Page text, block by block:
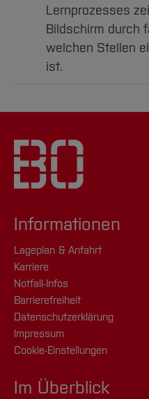
Lernprozesses
Bildschirm durch
welchen Stellen
ist.
Informationen
Lageplan & Anfahrt
Karriere
Notfall-Infos
Barrierefreiheit
Datenschutzerklärung
Impressum
Cookie-Einstellungen
Im Überblick